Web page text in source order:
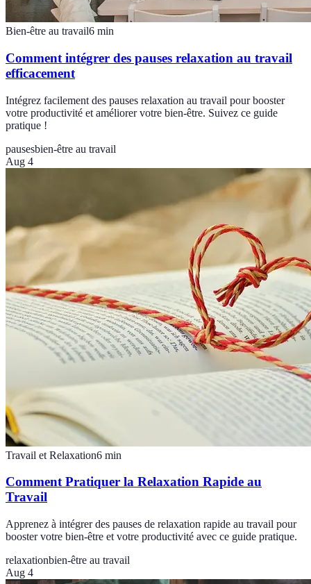
Bien-être au travail6 min
Comment intégrer des pauses relaxation au travail
efficacement
Intégrez facilement des pauses relaxation au travail pour booster
votre productivité et améliorer votre bien-être. Suivez ce guide
pratique !
pausesbien-être au travail
Aug 4
Travail et Relaxation6 min
Comment Pratiquer la Relaxation Rapide au
Travail
Apprenez à intégrer des pauses de relaxation rapide au travail pour
booster votre bien-être et votre productivité avec ce guide pratique.
relaxationbien-être au travail
Aug 4